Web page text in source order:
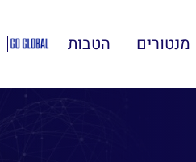
מנטורים הטבות